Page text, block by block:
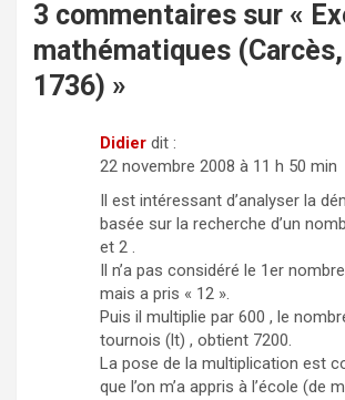
3 commentaires sur «
mathématiques
1736) »
Didier dit :
22 novembre 2008 à 11 h 50 min
Il est intéressant d’analyser la
basée sur la recherche d’un
et 2 .
Il n’a pas considéré le 1er
mais a pris « 12 ».
Puis il multiplie par 600 , le
tournois (lt) , obtient 7200.
La pose de la multiplication est
que l’on m’a appris à l’école (de